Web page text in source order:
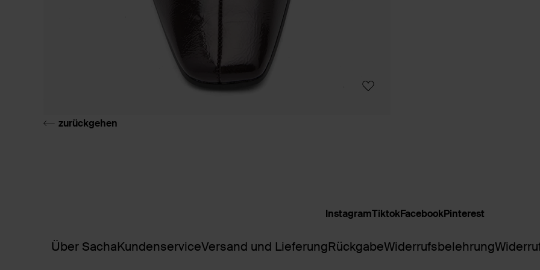
zurückgehen
Über SachaKundenserviceVersand und LieferungRückgabeWiderrufsbelehrung
InstagramTiktokFacebookPinterest